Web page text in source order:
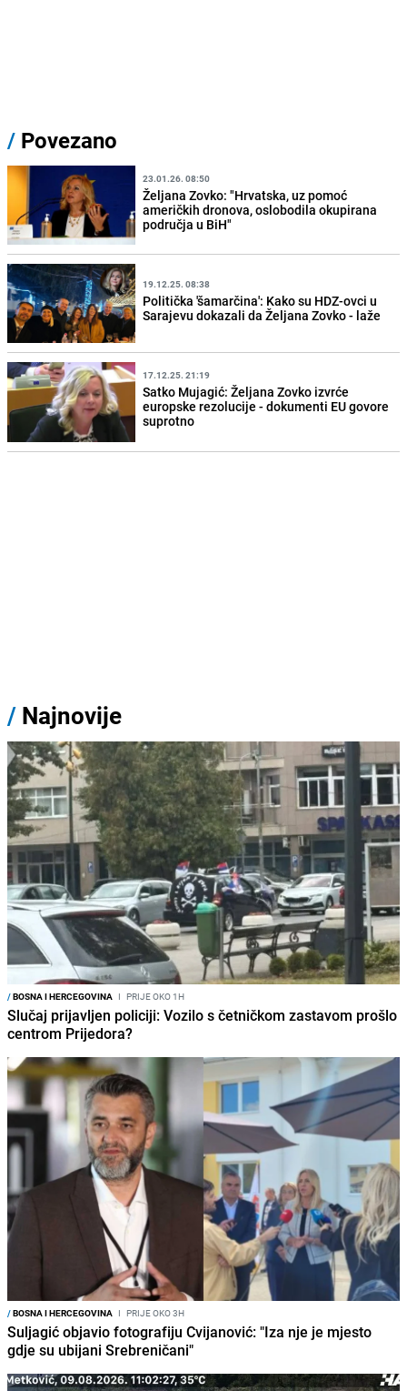
/ Povezano
23.01.26. 08:50
Željana Zovko: "Hrvatska, uz pomoć
američkih dronova, oslobodila okupirana
područja u BiH"
19.12.25. 08:38
Politička 'šamarčina': Kako su HDZ-ovci u
Sarajevu dokazali da Željana Zovko - laže
17.12.25. 21:19
Satko Mujagić: Željana Zovko izvrće
europske rezolucije - dokumenti EU govore
suprotno
/ Najnovije
/BOSNA I HERCEGOVINA I PRIJE OKO 1H
Slučaj prijavljen policiji: Vozilo s četničkom zastavom prošlo
centrom Prijedora?
/BOSNA I HERCEGOVINA I PRIJE OKO 3H
Suljagić objavio fotografiju Cvijanović: "Iza nje je mjesto
gdje su ubijani Srebreničani"